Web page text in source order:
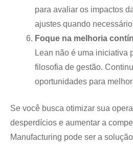
para avaliar os impactos
ajustes quando
Foque na melhoria
Lean não é uma iniciativa
filosofia de gestão.
oportunidades para
Se você busca otimizar sua
desperdícios e aumentar a
Manufacturing pode ser a